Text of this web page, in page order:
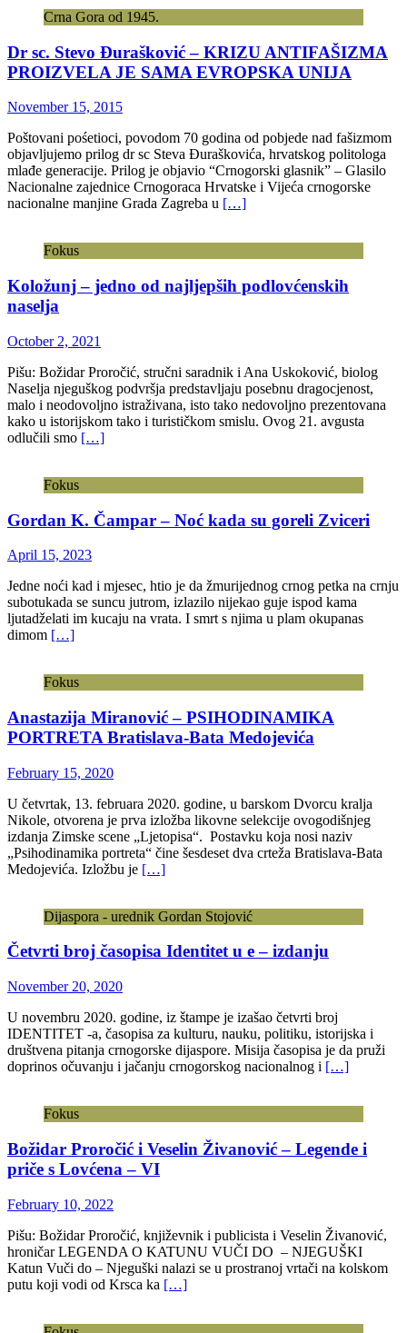
Crna Gora od 1945.
Dr sc. Stevo Đurašković – KRIZU ANTIFAŠIZMA
PROIZVELA JE SAMA EVROPSKA UNIJA
November 15, 2015
Poštovani pośetioci, povodom 70 godina od pobjede nad fašizmom
objavljujemo prilog dr sc Steva Đuraškovića, hrvatskog politologa
mlađe generacije. Prilog je objavio “Crnogorski glasnik” – Glasilo
Nacionalne zajednice Crnogoraca Hrvatske i Vijeća crnogorske
nacionalne manjine Grada Zagreba u […]
Fokus
Koložunj – jedno od najljepših podlovćenskih
naselja
October 2, 2021
Pišu: Božidar Proročić, stručni saradnik i Ana Uskoković, biolog
Naselja njeguškog podvršja predstavljaju posebnu dragocjenost,
malo i neodovoljno istraživana, isto tako nedovoljno prezentovana
kako u istorijskom tako i turističkom smislu. Ovog 21. avgusta
odlučili smo […]
Fokus
Gordan K. Čampar – Noć kada su goreli Zviceri
April 15, 2023
Jedne noći kad i mjesec, htio je da žmurijednog crnog petka na crnju
subotukada se suncu jutrom, izlazilo nijekao guje ispod kama
ljutadželati im kucaju na vrata. I smrt s njima u plam okupanas
dimom […]
Fokus
Anastazija Miranović – PSIHODINAMIKA
PORTRETA Bratislava-Bata Medojevića
February 15, 2020
U četvrtak, 13. februara 2020. godine, u barskom Dvorcu kralja
Nikole, otvorena je prva izložba likovne selekcije ovogodišnjeg
izdanja Zimske scene „Ljetopisa“. Postavku koja nosi naziv
„Psihodinamika portreta“ čine šesdeset dva crteža Bratislava-Bata
Medojevića. Izložbu je […]
Dijaspora - urednik Gordan Stojović
Četvrti broj časopisa Identitet u e – izdanju
November 20, 2020
U novembru 2020. godine, iz štampe je izašao četvrti broj
IDENTITET -a, časopisa za kulturu, nauku, politiku, istorijska i
društvena pitanja crnogorske dijaspore. Misija časopisa je da pruži
doprinos očuvanju i jačanju crnogorskog nacionalnog i […]
Fokus
Božidar Proročić i Veselin Živanović – Legende i
priče s Lovćena – VI
February 10, 2022
Pišu: Božidar Proročić, književnik i publicista i Veselin Živanović,
hroničar LEGENDA O KATUNU VUČI DO – NJEGUŠKI
Katun Vuči do – Njeguški nalazi se u prostranoj vrtači na kolskom
putu koji vodi od Krsca ka […]